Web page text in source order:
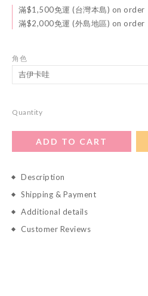
滿$1,500免運 (台灣本島) on order
滿$2,000免運 (外島地區) on order
角色
Quantity
ADD TO CART
Description
Shipping & Payment
Additional details
Customer Reviews